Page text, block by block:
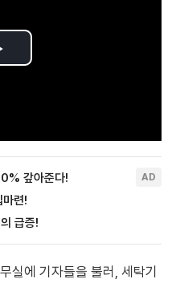
실에 기자들을 불러, 세탁기